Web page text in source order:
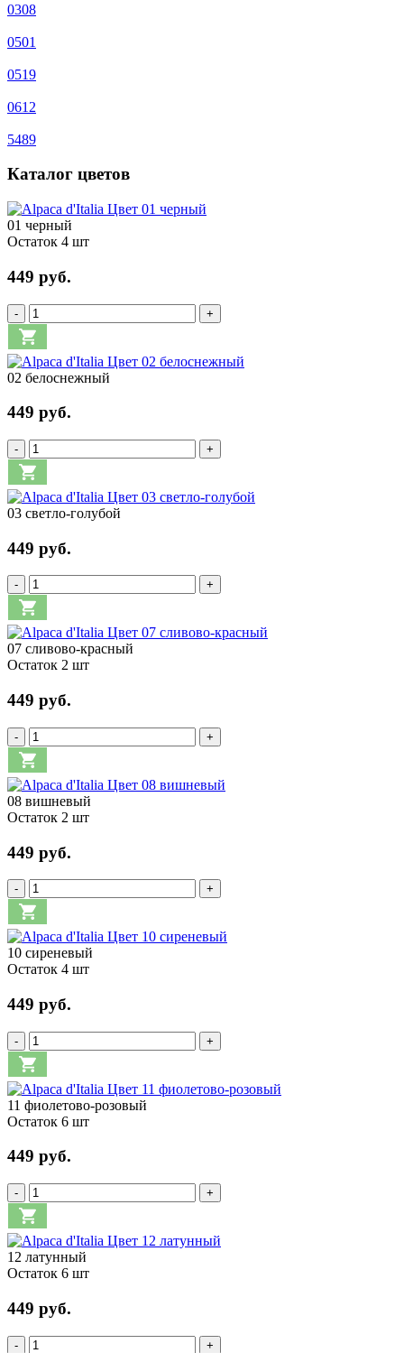
0308
0501
0519
0612
5489
Каталог цветов
01 черный
Остаток 4 шт
449 руб.
- +
02 белоснежный
449 руб.
- +
03 светло-голубой
449 руб.
- +
07 сливово-красный
Остаток 2 шт
449 руб.
- +
08 вишневый
Остаток 2 шт
449 руб.
- +
10 сиреневый
Остаток 4 шт
449 руб.
- +
11 фиолетово-розовый
Остаток 6 шт
449 руб.
- +
12 латунный
Остаток 6 шт
449 руб.
- +